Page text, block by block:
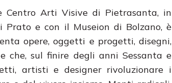
Centro Arti Visive di Pietrasanta, in
Prato e con il Museion di Bolzano, è
opere, oggetti e progetti, disegni,
che, sul finire degli anni Sessanta e
artisti e designer rivoluzionare i